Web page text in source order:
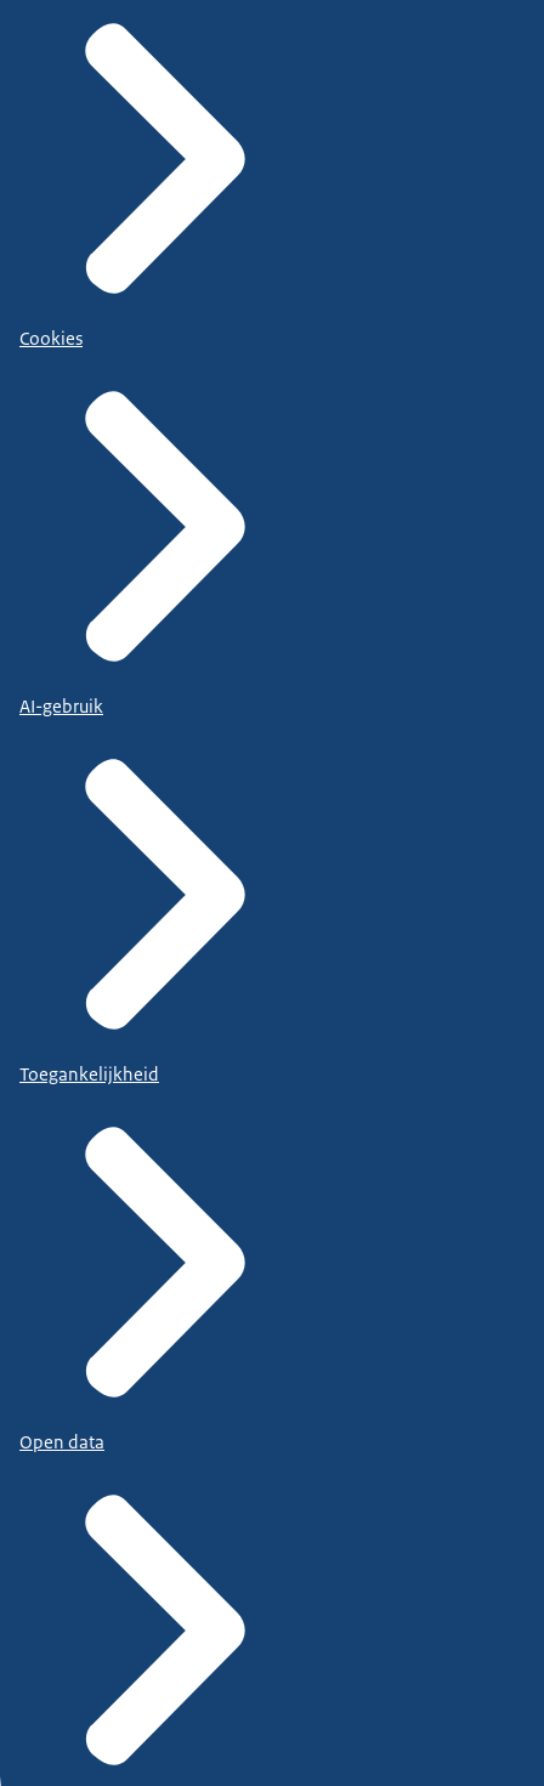
Cookies
AI-gebruik
Toegankelijkheid
Open data